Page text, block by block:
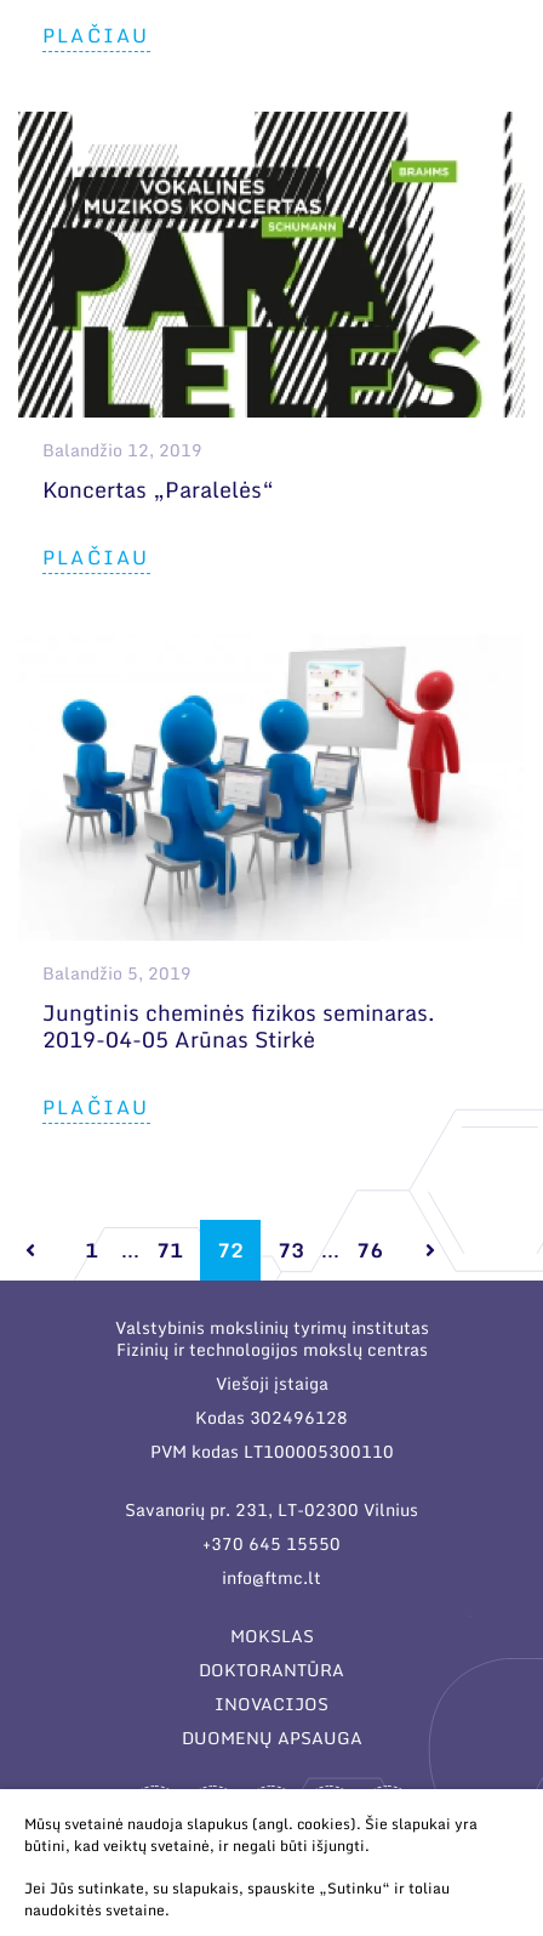
PLAČIAU
Balandžio 12, 2019
Koncertas „Paralelės“
PLAČIAU
Balandžio 5, 2019
Jungtinis cheminės fizikos seminaras.
2019-04-05 Arūnas Stirkė
PLAČIAU
1 ... 71 72 73 ... 76
Valstybinis mokslinių tyrimų institutas
Fizinių ir technologijos mokslų centras
Viešoji įstaiga
Kodas 302496128
PVM kodas LT100005300110
Savanorių pr. 231, LT-02300 Vilnius
+370 645 15550
info@ftmc.lt
MOKSLAS
DOKTORANTŪRA
INOVACIJOS
DUOMENŲ APSAUGA
© 2026 Valstybinis mokslinių tyrimų institutas Fizinių ir
Mūsų svetainė naudoja slapukus (angl. cookies). Šie slapukai yra
būtini, kad veiktų svetainė, ir negali būti išjungti.
Jei Jūs sutinkate, su slapukais, spauskite „Sutinku“ ir toliau
naudokitės svetaine.